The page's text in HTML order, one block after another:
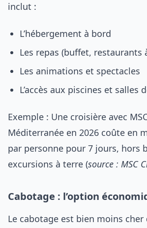
inclut :
L’hébergement à bord
Les repas (buffet, restaurants
Les animations et spectacles
L’accès aux piscines et salles
Exemple : Une croisière avec
Méditerranée en 2026 coûte en
par personne pour 7 jours, hors
excursions à terre (source : MSC
Cabotage : l’option
Le cabotage est bien moins cher